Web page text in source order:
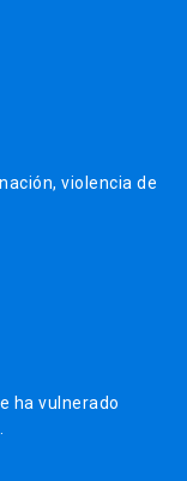
violencia de
ha vulnerado